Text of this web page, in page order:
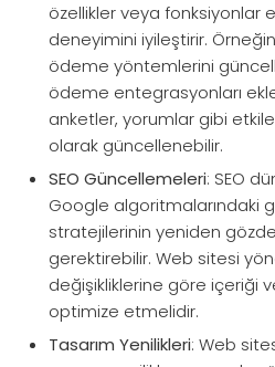
özellikler veya fonksiyonlar
deneyimini iyileştirir.
ödeme yöntemlerini
ödeme entegrasyonları
anketler, yorumlar gibi
olarak güncellenebilir.
SEO Güncellemeleri: SEO
Google algoritmalarındaki
stratejilerinin yeniden
gerektirebilir. Web sitesi
değişikliklerine göre içeriği
optimize etmelidir.
Tasarım Yenilikleri: Web